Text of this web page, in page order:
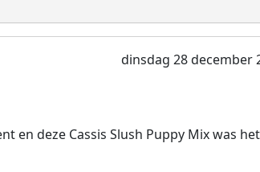
dinsdag 28 december
en deze Cassis Slush Puppy Mix was het